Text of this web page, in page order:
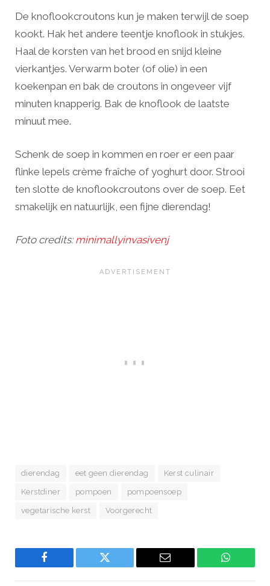
De knoflookcroutons kun je maken terwijl de soep
kookt. Hak het andere teentje knoflook in stukjes.
Haal de korsten van het brood en snijd kleine
vierkantjes. Verwarm boter (of olie) in een
koekenpan en bak de croutons in ongeveer vijf
minuten knapperig. Bak de knoflook de laatste
minuut mee.
Schenk de soep in kommen en roer er een paar
flinke lepels crème fraîche of yoghurt door. Strooi
ten slotte de knoflookcroutons over de soep. Eet
smakelijk en natuurlijk, een fijne dierendag!
Foto credits:minimallyinvasivenj
dierendag eet geen dierendag Kerst culinair
Kerstdiner pompoen pompoensoep
vegetarische kerst Voorgerecht
Facebook Twitter Email